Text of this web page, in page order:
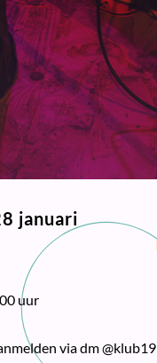
januari
uur
via dm @klub19